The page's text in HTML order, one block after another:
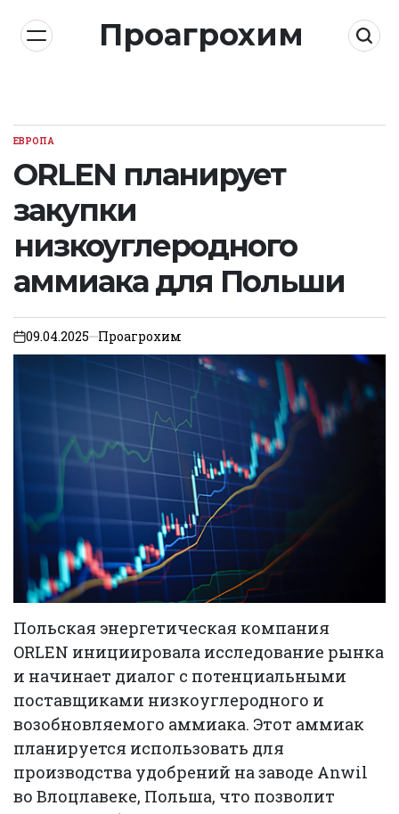
content
Проагрохим
POSTED
ЕВРОПА
ORLEN планирует
закупки
низкоуглеродного
аммиака для Польши
on09.04.2025 Проагрохим
Польская энергетическая компания
ORLEN инициировала исследование рынка
и начинает диалог с потенциальными
поставщиками низкоуглеродного и
возобновляемого аммиака. Этот аммиак
планируется использовать для
производства удобрений на заводе Anwil
во Влоцлавеке, Польша, что позволит